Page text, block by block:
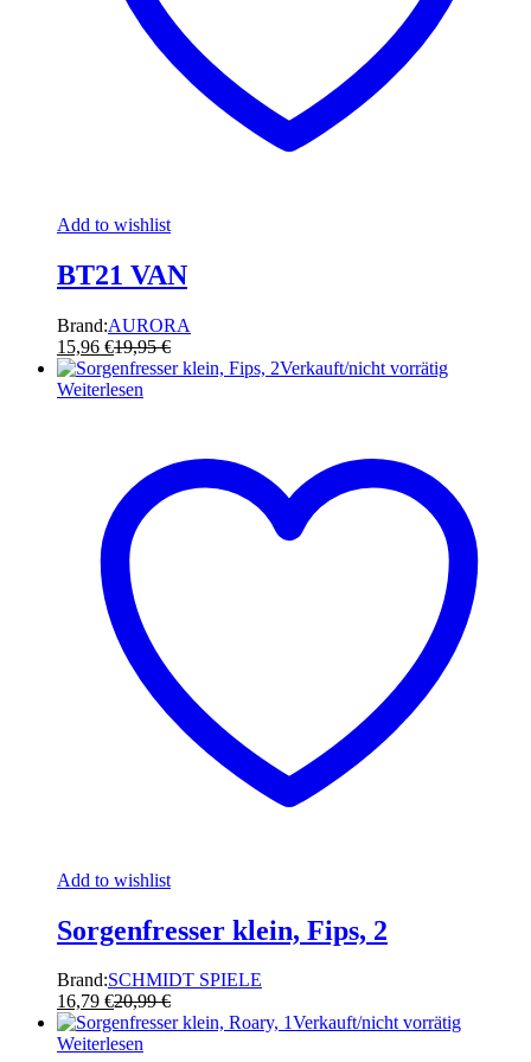
Add to wishlist
BT21 VAN
Brand:AURORA
15,96 €19,95€
Verkauft/nicht vorrätig
Weiterlesen
Add to wishlist
Sorgenfresser klein, Fips, 2
Brand:SCHMIDT SPIELE
16,79 €20,99€
Verkauft/nicht vorrätig
Weiterlesen